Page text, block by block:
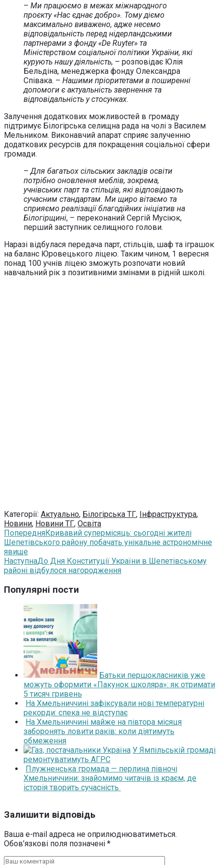
– Ми працюємо в межах міжнародного
проєкту «Нас єднає добро». Тому діємо
максимально виважено, адже несемо
відповідальність перед нідерландськими
партнерами з фонду «De Ruyter» та
Міністерством соціальної політики України, які
курують нашу діяльність, – розповідає Юлія
Бельдіна, менеджерка фонду Олександра
Співака. – Нашими пріоритетами в поширенні
допомоги є актуальність звернення та
відповідальність у стосунках.
Залучення додаткових можливостей в громаду
підтримує Білогірська селищна рада на чолі з Василем
Мельником. Виконавчий апарат сприяє залученню
додаткових ресурсів для покращення соціальної сфери
громади.
– Для багатьох сільських закладів освіти
потрібно оновлення меблів, зокрема,
учнівських парт та стільців, які відповідають
сучасним стандартам. Ми щиро вітаємо та
сприяємо реалізації благодійних ініціатив на
Білогірщині, – переконаний Сергій Мусіюк,
перший заступник селищного голови.
Наразі відбулася передача парт, стільців, шаф та іграшок
на баланс Юровецького ліцею. Таким чином, 1 вересня
понад 100 учнів ліцею зможуть розпочати новий
навчальний рік з позитивними змінами в рідній школі.
Категорії: Актуально, Білогірська ТГ, Інфраструктура,
Новини, Новини ТГ, Освіта
ПопередняКривавий супермісяць: сьогодні жителі
Шепетівського району побачать унікальне астрономічне
явище
НаступнаДо Дня Конституції України в Шепетівському
районі відбулося нагородження
Популярні пости
Батьки першокласників уже
можуть оформити «Пакунок школяра»: як отримати
5 тисяч гривень
На Хмельниччині зафіксували нові температурні
рекорди: спека не відступає
На Хмельниччині майже на півтора місяця
заборонять ловити раків: коли діятимуть
обмеження
У Ямпільській громаді
ремонтуватимуть АГРС
Плужненська громада — перлина півночі
Хмельниччини: знайомимо читачів із краєм, де
історія творить сучасність
Залишити відповідь
Ваша e-mail адреса не оприлюднюватиметься.
Обов’язкові поля позначені *